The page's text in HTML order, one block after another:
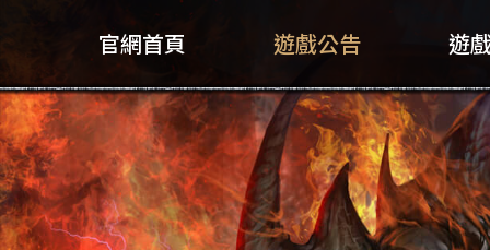
官網首頁 遊戲公告 遊